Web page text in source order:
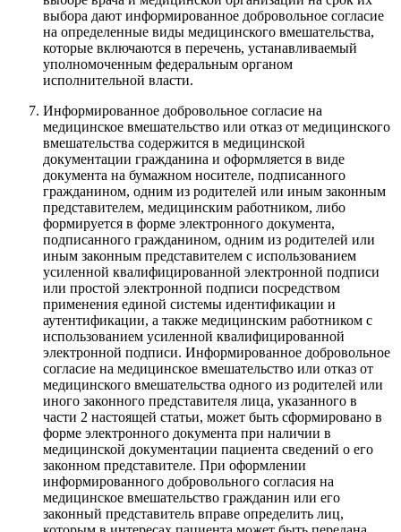
выбора дают информированное добровольное согласие
на определенные виды медицинского вмешательства,
которые включаются в перечень, устанавливаемый
уполномоченным федеральным органом
исполнительной власти.
Информированное добровольное согласие на
медицинское вмешательство или отказ от медицинского
вмешательства содержится в медицинской
документации гражданина и оформляется в виде
документа на бумажном носителе, подписанного
гражданином, одним из родителей или иным законным
представителем, медицинским работником, либо
формируется в форме электронного документа,
подписанного гражданином, одним из родителей или
иным законным представителем с использованием
усиленной квалифицированной электронной подписи
или простой электронной подписи посредством
применения единой системы идентификации и
аутентификации, а также медицинским работником с
использованием усиленной квалифицированной
электронной подписи. Информированное добровольное
согласие на медицинское вмешательство или отказ от
медицинского вмешательства одного из родителей или
иного законного представителя лица, указанного в
части 2 настоящей статьи, может быть сформировано в
форме электронного документа при наличии в
медицинской документации пациента сведений о его
законном представителе. При оформлении
информированного добровольного согласия на
медицинское вмешательство гражданин или его
законный представитель вправе определить лиц,